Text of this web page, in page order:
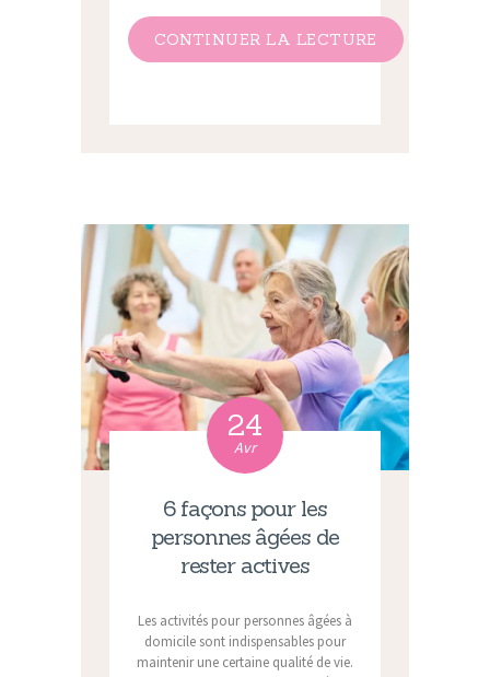
CONTINUER LA LECTURE
24
Avr
6 façons pour les
personnes âgées de
rester actives
Les activités pour personnes âgées à
domicile sont indispensables pour
maintenir une certaine qualité de vie.